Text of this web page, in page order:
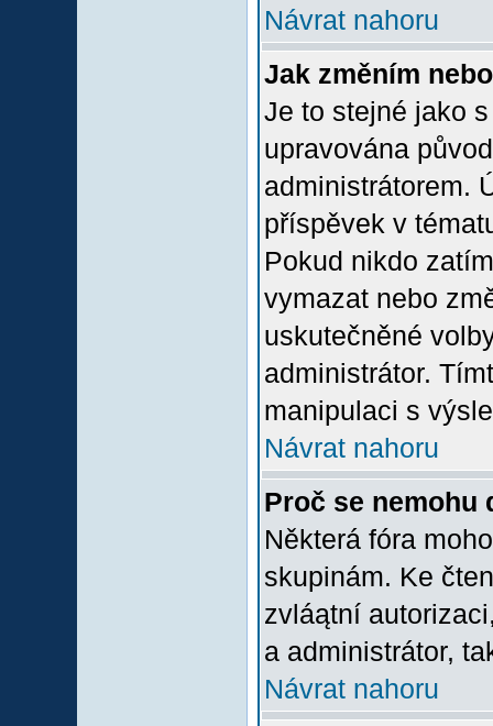
Návrat nahoru
Jak změním
Je to stejné jako
upravována
administrátorem.
příspěvek v
Pokud nikdo
vymazat nebo
uskutečněné
administrátor.
manipulaci s
Návrat nahoru
Proč se nemohu
Některá fóra
skupinám. Ke
zvláątní
a administrátor,
Návrat nahoru